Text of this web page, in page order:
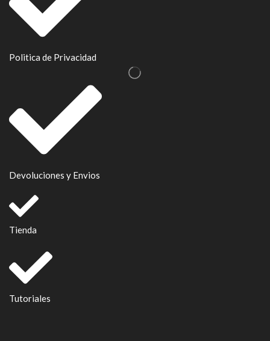
Politica de Privacidad
Devoluciones y Envios
Tienda
Tutoriales